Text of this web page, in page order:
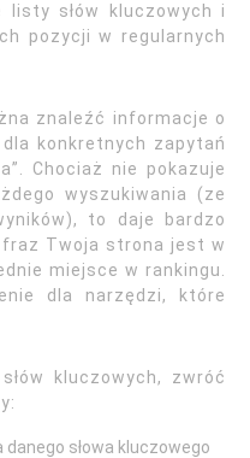
listy słów kluczowych i
pozycji w regularnych
znaleźć informacje o
konkretnych zapytań
Chociaż nie pokazuje
wyszukiwania (ze
to daje bardzo
fraz Twoja strona jest w
miejsce w rankingu.
dla narzędzi, które
kluczowych, zwróć
słowa kluczowego